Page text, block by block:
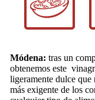
Módena: tras un
obtenemos este
ligeramente dulce que
más exigente de los